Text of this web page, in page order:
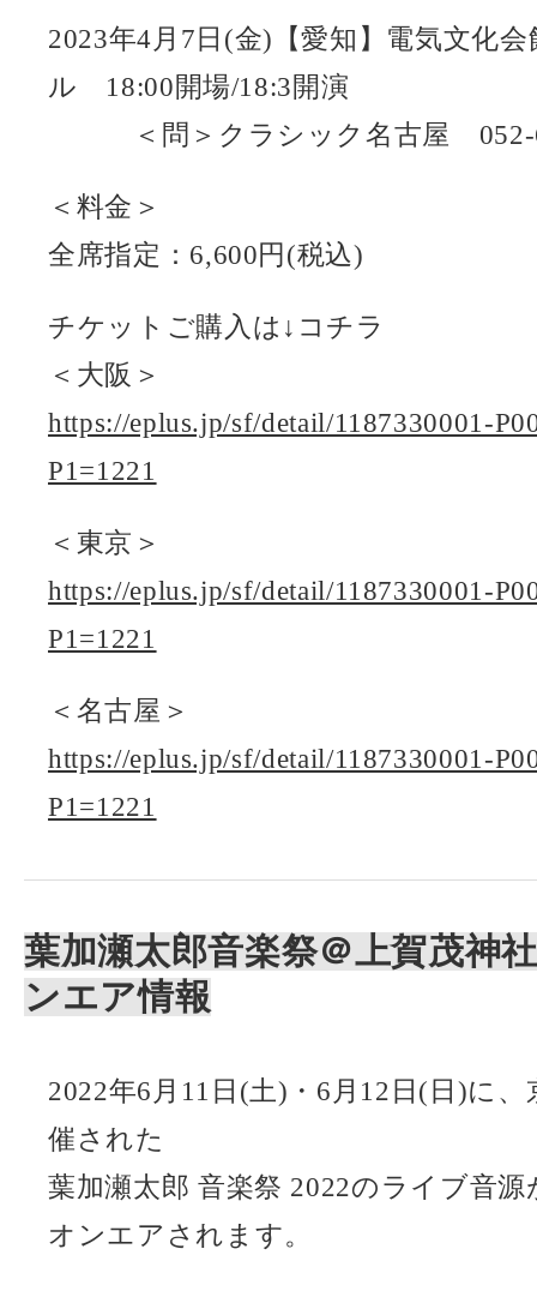
2023年4月7日(金)【愛知】電気文化
ル 18:00開場/18:3開演
＜問＞クラシック名古屋 052-
＜料金＞
全席指定：6,600円(税込)
チケットご購入は↓コチラ
＜大阪＞
https://eplus.jp/sf/detail/1187330001-
P1=1221
＜東京＞
https://eplus.jp/sf/detail/1187330001-
P1=1221
＜名古屋＞
https://eplus.jp/sf/detail/1187330001-
P1=1221
葉加瀬太郎音楽祭＠上賀茂
ンエア情報
2022年6月11日(土)・6月12日(日)に
催された
葉加瀬太郎 音楽祭 2022のライブ音源
オンエアされます。